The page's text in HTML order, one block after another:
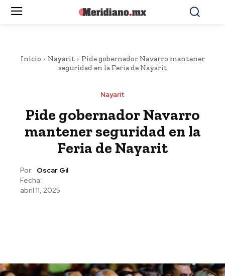
Inicio Nayarit
Pide gobernador Navarro mantener
seguridad en la Feria de Nayarit
Nayarit
Pide gobernador Navarro
mantener seguridad en la
Feria de Nayarit
Por: Oscar Gil
Fecha:
abril 11, 2025